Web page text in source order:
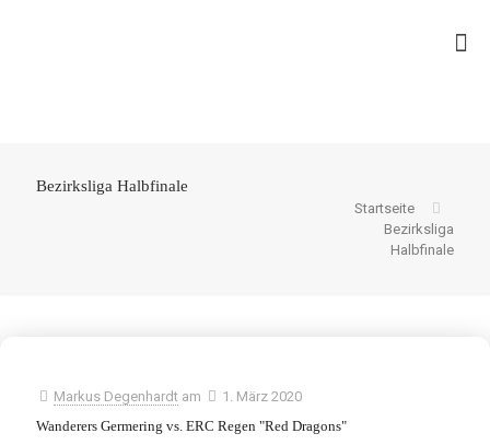
Bezirksliga Halbfinale
Startseite
Bezirksliga
Halbfinale
Markus Degenhardt am
1. März 2020
Wanderers Germering vs. ERC Regen "Red Dragons"